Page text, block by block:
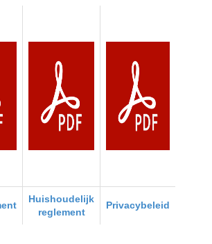
Huishoudelijk
reglement
Privacybeleid